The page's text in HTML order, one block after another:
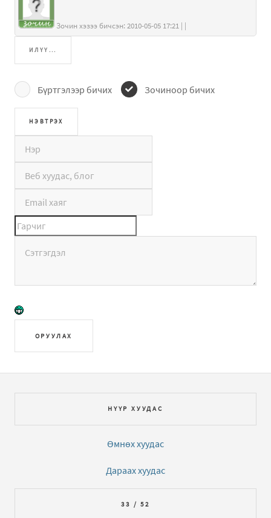
Зочин хэзээ бичсэн: 2010-05-05 17:21 | |
ИЛҮҮ...
Бүртгэлээр бичих Зочиноор бичих
ОРУУЛАХ
НҮҮР ХУУДАС
Өмнөх хуудас
Дараах хуудас
33 / 52